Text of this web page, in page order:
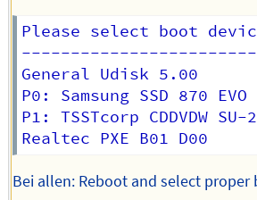
Please select boot
General Udisk 5.00
P0: Samsung SSD 870 EVO
P1: TSSTcorp CDDVDW SU-
Bei allen: Reboot and select proper